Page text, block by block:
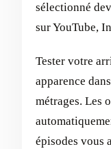
sélectionné
sur YouTube,
Tester votre
apparence
métrages. Les
épisodes vous